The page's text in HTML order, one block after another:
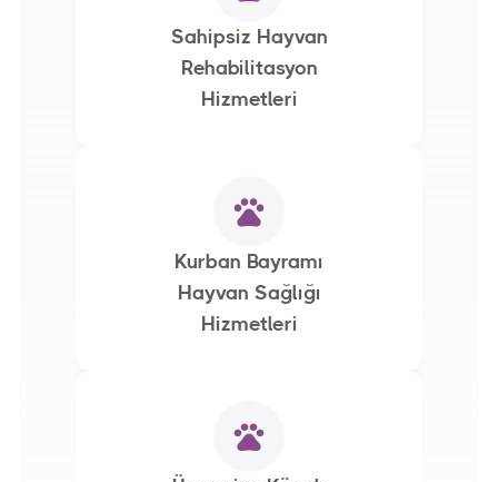
Sahipsiz Hayvan
Rehabilitasyon
Hizmetleri
Kurban Bayramı
Hayvan Sağlığı
Hizmetleri